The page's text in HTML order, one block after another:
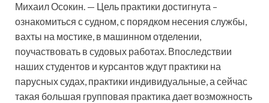
Михаил Осокин. — Цель практики достигнута –
ознакомиться с судном, с порядком несения службы,
вахты на мостике, в машинном отделении,
поучаствовать в судовых работах. Впоследствии
наших студентов и курсантов ждут практики на
парусных судах, практики индивидуальные, а сейчас
такая большая групповая практика дает возможность